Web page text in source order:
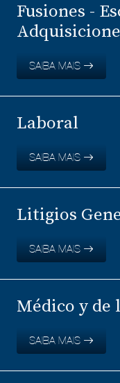
Fusiones -
SAIBA MAIS
Laboral
SAIBA MAIS
Litigios
SAIBA MAIS
Médico y de
SAIBA MAIS